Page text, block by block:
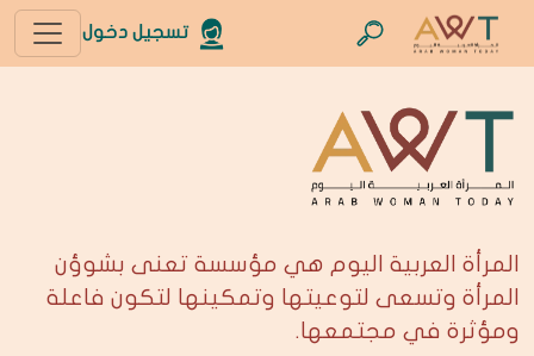
تسجيل دخول
المرأة العربية اليوم هي مؤسسة تعنى بشوؤن
المرأة وتسعى لتوعيتها وتمكينها لتكون فاعلة
ومؤثرة في مجتمعها.